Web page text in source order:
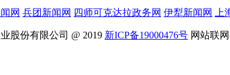
网 兵团新闻网 四师可克达拉政务网 伊犁新闻网
股份有限公司 @ 2019 新ICP备19000476号 网站联